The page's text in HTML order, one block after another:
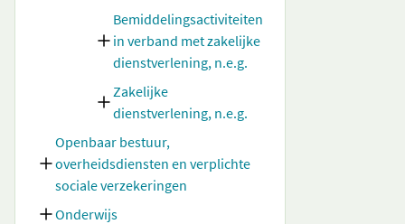
Bemiddelingsactiviteiten
in verband met zakelijke
dienstverlening, n.e.g.
Zakelijke
dienstverlening, n.e.g.
Openbaar bestuur,
overheidsdiensten en verplichte
sociale verzekeringen
Onderwijs